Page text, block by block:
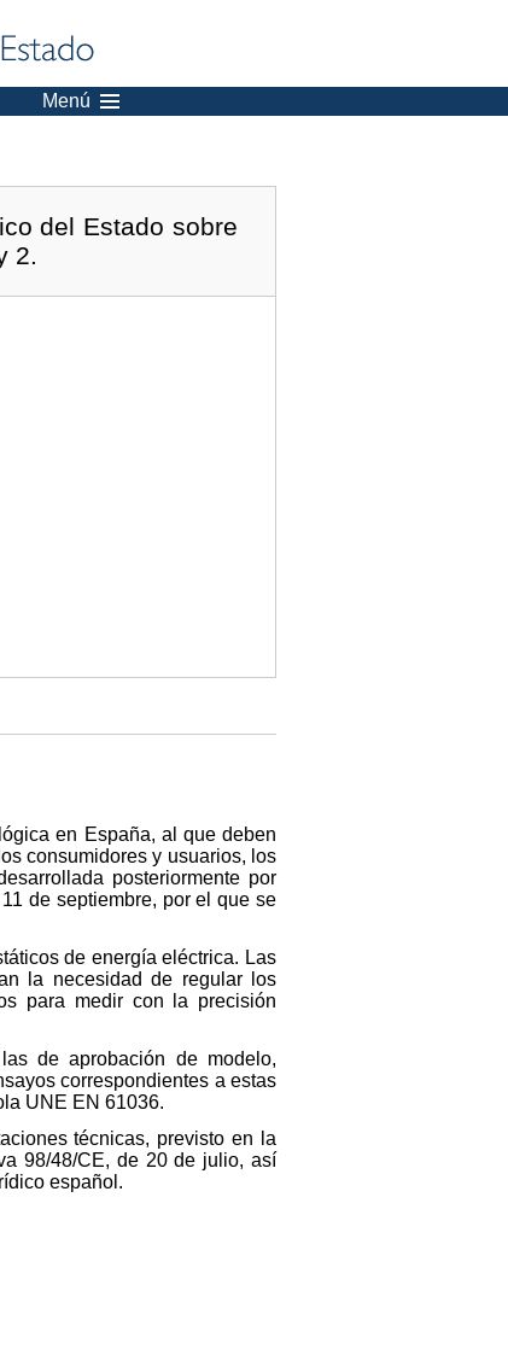
Menú
del Estado sobre
2.
en España, al que deben
consumidores y usuarios, los
posteriormente por
de septiembre, por el que se
de energía eléctrica. Las
la necesidad de regular los
para medir con la precisión
de aprobación de modelo,
correspondientes a estas
UNE EN 61036.
técnicas, previsto en la
98/48/CE, de 20 de julio, así
español.